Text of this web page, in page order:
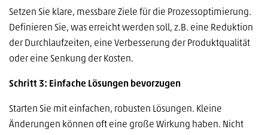
Setzen Sie klare, messbare Ziele für die Prozessoptimierung.
Definieren Sie, was erreicht werden soll, z.B. eine Reduktion
der Durchlaufzeiten, eine Verbesserung der Produktqualität
oder eine Senkung der Kosten.
Schritt 3: Einfache Lösungen bevorzugen
Starten Sie mit einfachen, robusten Lösungen. Kleine
Änderungen können oft eine große Wirkung haben. Nicht